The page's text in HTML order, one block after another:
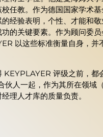
任教。作为德国国家学术
经验表明，个性、才能和
的关键要素。作为顾问委
以这些标准衡量自身，并
KEYPLAYER 评级之前，都
伙人一起，作为其所在领域
理人才库的质量负责。